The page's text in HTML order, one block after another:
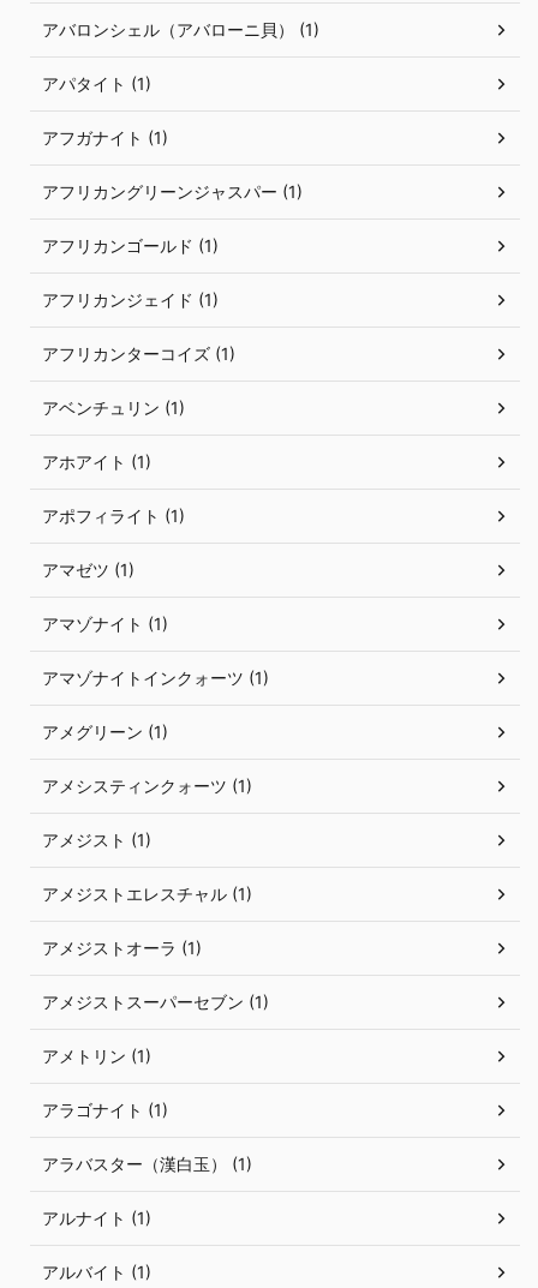
アバロンシェル（アバローニ貝） (1)
アパタイト (1)
アフガナイト (1)
アフリカングリーンジャスパー (1)
アフリカンゴールド (1)
アフリカンジェイド (1)
アフリカンターコイズ (1)
アベンチュリン (1)
アホアイト (1)
アポフィライト (1)
アマゼツ (1)
アマゾナイト (1)
アマゾナイトインクォーツ (1)
アメグリーン (1)
アメシスティンクォーツ (1)
アメジスト (1)
アメジストエレスチャル (1)
アメジストオーラ (1)
アメジストスーパーセブン (1)
アメトリン (1)
アラゴナイト (1)
アラバスター（漢白玉） (1)
アルナイト (1)
アルバイト (1)